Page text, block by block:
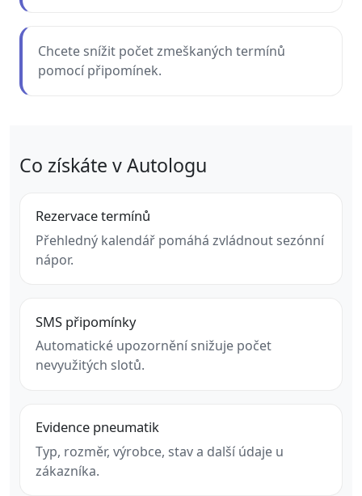
Chcete snížit počet zmeškaných termínů
pomocí připomínek.
Co získáte v Autologu
Rezervace termínů
Přehledný kalendář pomáhá zvládnout sezónní
nápor.
SMS připomínky
Automatické upozornění snižuje počet
nevyužitých slotů.
Evidence pneumatik
Typ, rozměr, výrobce, stav a další údaje u
zákazníka.